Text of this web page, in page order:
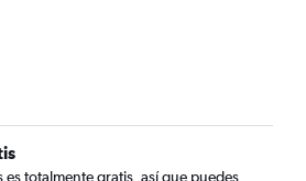
es totalmente gratis, así que puedes